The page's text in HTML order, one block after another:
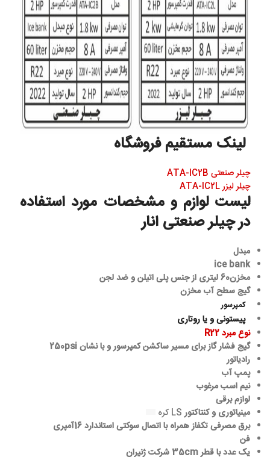
لینک مستقیم فروشگاه
چیلر صنعتی ATA-IC2B
چیلر لیزر ATA-IC2L
لیست لوازم و مشخصات مورد استفاده
در چیلر صنعتی انار
مبدل
ice bank
مخزن60 لیتری
از جنس پلی اتیلن و ضد لجن
گیج سطح آب مخزن
کمپرسور
پیستونی و یا روتاری
نوع مبرد R22
گیج فشار گاز برای مسیر ساکشن کمپرسور و با نشان 250psi
رادیاتور
پمپ آب
نيم اسب مرغوب
لوازم برقی
مینیاتوری و کنتاکتورLS کره
برق مصرفی تكفاز همراه با اتصال سوکتی استاندارد 16آمپری
فن
یک عدد با قطر 35cm شرکت ژنیران